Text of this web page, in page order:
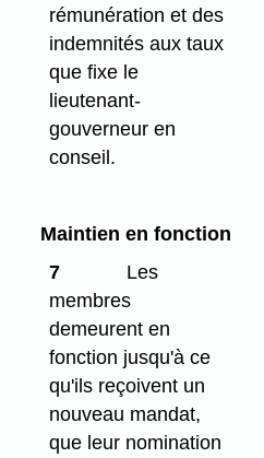
rémunération et des
indemnités aux taux
que fixe le
lieutenant-
gouverneur en
conseil.
Maintien en fonction
7
Les
membres
demeurent en
fonction jusqu'à ce
qu'ils reçoivent un
nouveau mandat,
que leur nomination